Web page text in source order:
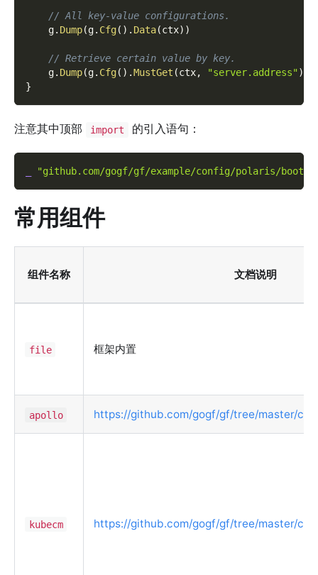
// All key-value configurations.
    g
. Dump(g. Cfg( ) . Data(ctx) )
// Retrieve certain value by key.
    g
. Dump(g. Cfg( ) .MustGet (ctx, "server.address")
}
注意其中顶部 import 的引入语句：
"github.com/gogf/gf/example/config/polaris/boot"
常用组件
组件名称 文档说明
file 框架内置
apollo https://github.com/gogf/gf/tree/master/
kubecm https://github.com/gogf/gf/tree/master/